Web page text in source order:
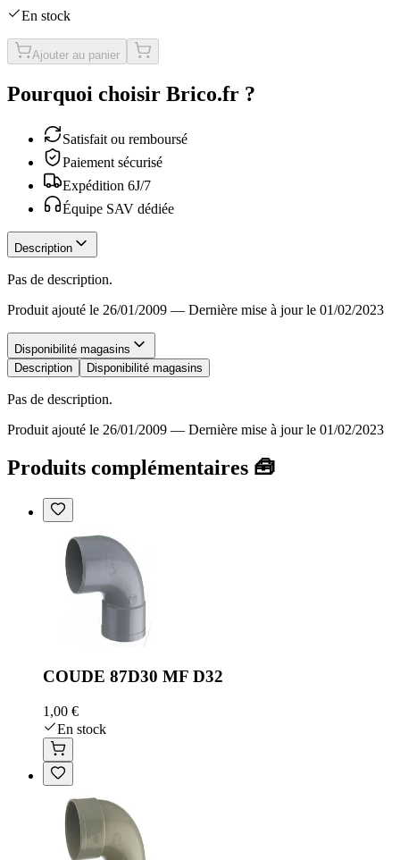
En stock
Ajouter au panier
Pourquoi choisir Brico.fr ?
Satisfait ou remboursé
Paiement sécurisé
Expédition 6J/7
Équipe SAV dédiée
Description
Pas de description.
Produit ajouté le 26/01/2009 — Dernière mise à jour le 01/02/2023
Disponibilité magasins
Description
Disponibilité magasins
Pas de description.
Produit ajouté le 26/01/2009 — Dernière mise à jour le 01/02/2023
Produits complémentaires 🧰
COUDE 87D30 MF D32
1,00 €
En stock